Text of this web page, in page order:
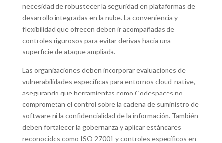
necesidad de robustecer la seguridad en plataformas de
desarrollo integradas en la nube. La conveniencia y
flexibilidad que ofrecen deben ir acompañadas de
controles rigurosos para evitar derivas hacia una
superficie de ataque ampliada.
Las organizaciones deben incorporar evaluaciones de
vulnerabilidades específicas para entornos cloud-native,
asegurando que herramientas como Codespaces no
comprometan el control sobre la cadena de suministro de
software ni la confidencialidad de la información. También
deben fortalecer la gobernanza y aplicar estándares
reconocidos como ISO 27001 y controles específicos en